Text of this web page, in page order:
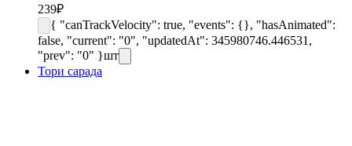
239₽
{ "canTrackVelocity": true, "events": {}, "hasAnimated":
false, "current": "0", "updatedAt": 345980746.446531,
"prev": "0" }шт
Тори сарада